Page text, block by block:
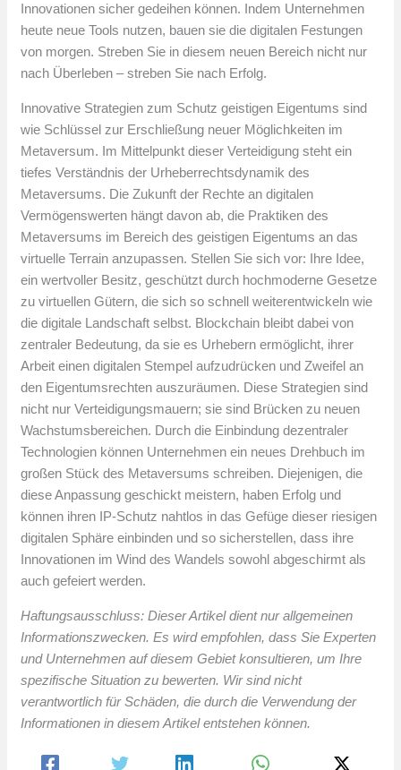
Innovationen sicher gedeihen können. Indem Unternehmen
heute neue Tools nutzen, bauen sie die digitalen Festungen
von morgen. Streben Sie in diesem neuen Bereich nicht nur
nach Überleben – streben Sie nach Erfolg.
Innovative Strategien zum Schutz geistigen Eigentums sind
wie Schlüssel zur Erschließung neuer Möglichkeiten im
Metaversum. Im Mittelpunkt dieser Verteidigung steht ein
tiefes Verständnis der Urheberrechtsdynamik des
Metaversums. Die Zukunft der Rechte an digitalen
Vermögenswerten hängt davon ab, die Praktiken des
Metaversums im Bereich des geistigen Eigentums an das
virtuelle Terrain anzupassen. Stellen Sie sich vor: Ihre Idee,
ein wertvoller Besitz, geschützt durch hochmoderne Gesetze
zu virtuellen Gütern, die sich so schnell weiterentwickeln wie
die digitale Landschaft selbst. Blockchain bleibt dabei von
zentraler Bedeutung, da sie es Urhebern ermöglicht, ihrer
Arbeit einen digitalen Stempel aufzudrücken und Zweifel an
den Eigentumsrechten auszuräumen. Diese Strategien sind
nicht nur Verteidigungsmauern; sie sind Brücken zu neuen
Wachstumsbereichen. Durch die Einbindung dezentraler
Technologien können Unternehmen ein neues Drehbuch im
großen Stück des Metaversums schreiben. Diejenigen, die
diese Anpassung geschickt meistern, haben Erfolg und
können ihren IP-Schutz nahtlos in das Gefüge dieser riesigen
digitalen Sphäre einbinden und so sicherstellen, dass ihre
Innovationen im Wind des Wandels sowohl abgeschirmt als
auch gefeiert werden.
Haftungsausschluss: Dieser Artikel dient nur allgemeinen
Informationszwecken. Es wird empfohlen, dass Sie Experten
und Unternehmen auf diesem Gebiet konsultieren, um Ihre
spezifische Situation zu bewerten. Wir sind nicht
verantwortlich für Schäden, die durch die Verwendung der
Informationen in diesem Artikel entstehen können.